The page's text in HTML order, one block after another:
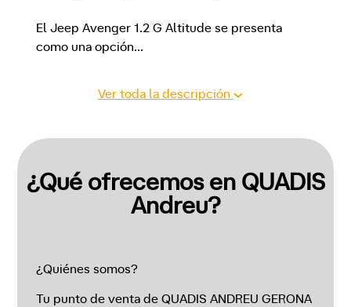
El Jeep Avenger 1.2 G Altitude se presenta
como una opción...
Ver toda la descripción
¿Qué ofrecemos en QUADIS
Andreu?
¿Quiénes somos?
Tu punto de venta de QUADIS ANDREU GERONA